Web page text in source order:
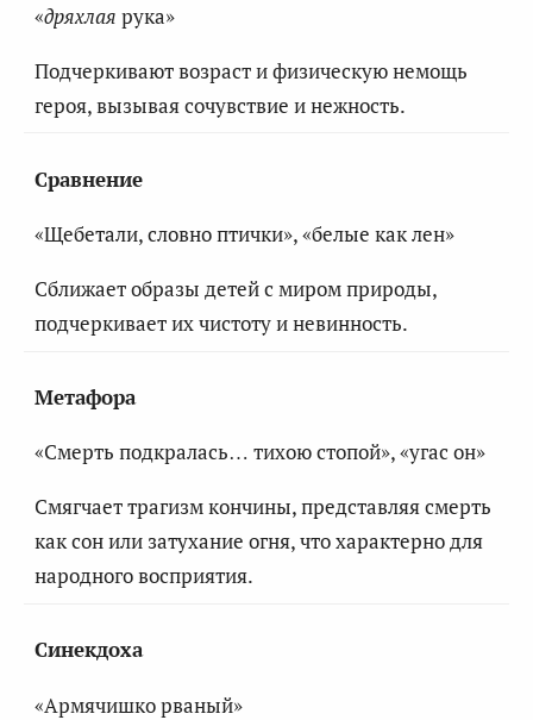
«дряхлая рука»
Подчеркивают возраст и физическую немощь
героя, вызывая сочувствие и нежность.
Сравнение
«Щебетали, словно птички», «белые как лен»
Сближает образы детей с миром природы,
подчеркивает их чистоту и невинность.
Метафора
«Смерть подкралась… тихою стопой», «угас он»
Смягчает трагизм кончины, представляя смерть
как сон или затухание огня, что характерно для
народного восприятия.
Синекдоха
«Армячишко рваный»